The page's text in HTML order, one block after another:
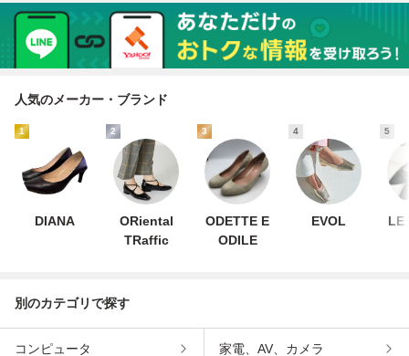
人気のメーカー・ブランド
1
DIANA
2
ORiental
TRaffic
3
ODETTE E
ODILE
4
EVOL
5
LE
別のカテゴリで探す
コンピュータ 家電、AV、カメラ